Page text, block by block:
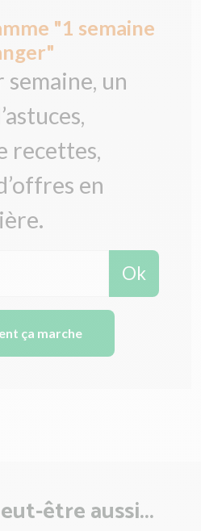
"1 semaine
un
recettes,
en
Ok
ça marche
être aussi...